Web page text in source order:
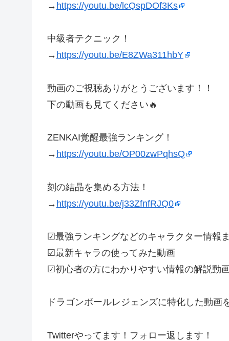
→ https://youtu.be/lcQspDOf3Ks
中級者テクニック！
→ https://youtu.be/E8ZWa311hbY
動画のご視聴ありがとうございます！！
下の動画も見てください🔥
ZENKAI覚醒最強ランキング！
→ https://youtu.be/OP00zwPqhsQ
刻の結晶を集める方法！
→ https://youtu.be/j33ZfnfRJQ0
☑最強ランキングなどのキャラクター情報
☑最新キャラの使ってみた動画
☑初心者の方にわかりやすい情報の解説動
ドラゴンボールレジェンズに特化した動画
Twitterやってます！フォロー返します！